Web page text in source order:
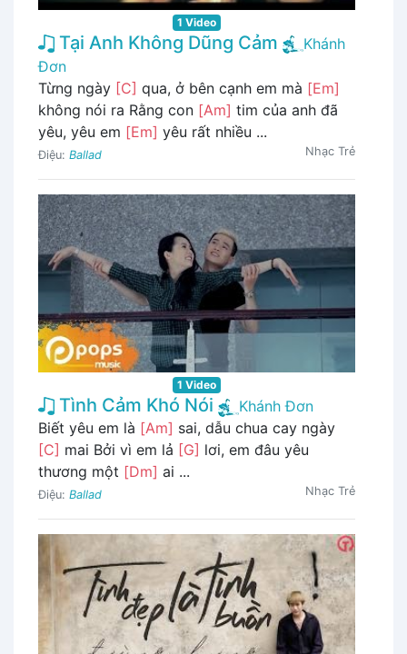
1 Video
Tại Anh Không Dũng Cảm
Khánh
Đơn
Từng ngày [C] qua, ở bên cạnh em mà [Em]
không nói ra Rằng con [Am] tim của anh đã
yêu, yêu em [Em] yêu rất nhiều ...
Điệu: Ballad Nhạc Trẻ
1 Video
Tình Cảm Khó Nói
Khánh Đơn
Biết yêu em là [Am] sai, dẫu chua cay ngày
[C] mai Bởi vì em lả [G] lơi, em đâu yêu
thương một [Dm] ai ...
Điệu: Ballad Nhạc Trẻ